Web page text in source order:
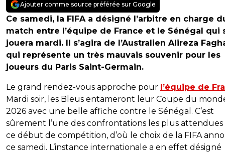
Ajouter comme source préférée sur Google
Ce samedi, la FIFA a désigné l’arbitre en charge
match entre l’équipe de France et le Sénégal qui
jouera mardi. Il s’agira de l’Australien Alireza
qui représente un très mauvais souvenir pour les
joueurs du Paris Saint-Germain.
Le grand rendez-vous approche pour l’équipe de
Mardi soir, les Bleus entameront leur Coupe du
2026 avec une belle affiche contre le Sénégal. C’est
sûrement l’une des confrontations les plus attendues
ce début de compétition, d’où le choix de la FIFA
ce samedi. L’instance internationale a en effet désigné